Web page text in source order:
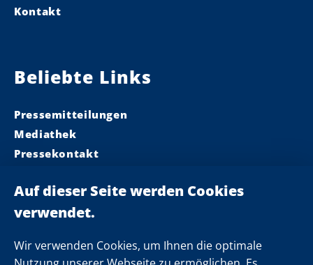
Wir verwenden Cookies, um Ihnen die optimale
Kontakt
Beliebte Links
Pressemitteilungen
Mediathek
Pressekontakt
Landeskabinett
Einsamkeit